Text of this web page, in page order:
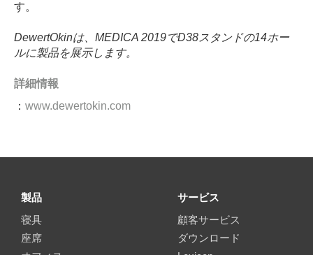
す。
DewertOkinは、MEDICA 2019でD38スタンドの14ホー
ルに製品を展示します。
詳細情報
： www.dewertokin.com
製品
寝具
座席
サービス
顧客サービス
ダウンロード